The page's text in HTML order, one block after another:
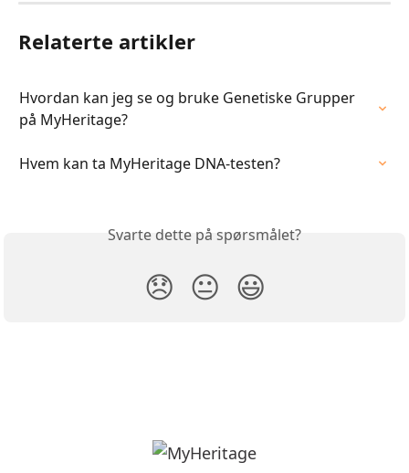
Relaterte artikler
Hvordan kan jeg se og bruke Genetiske Grupper
på MyHeritage?
Hvem kan ta MyHeritage DNA-testen?
Svarte dette på spørsmålet?
😞 😐 😃